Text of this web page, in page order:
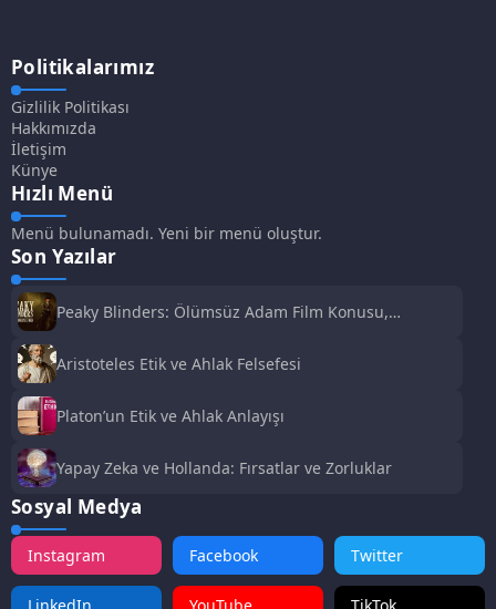
Politikalarımız
Gizlilik Politikası
Hakkımızda
İletişim
Künye
Hızlı Menü
Menü bulunamadı. Yeni bir menü oluştur.
Son Yazılar
Peaky Blinders: Ölümsüz Adam Film Konusu,
Aristoteles Etik ve Ahlak Felsefesi
Platon’un Etik ve Ahlak Anlayışı
Yapay Zeka ve Hollanda: Fırsatlar ve Zorluklar
Sosyal Medya
Instagram Facebook Twitter
LinkedIn YouTube TikTok